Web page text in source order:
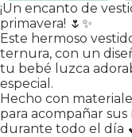
¡Un encanto de
primavera! 🌷✨
Este hermoso
ternura, con un
tu bebé luzca
especial.
Hecho con
para acompañar
durante todo el día